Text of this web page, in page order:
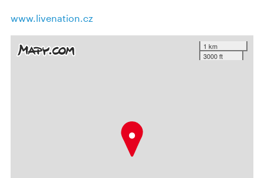
www.livenation.cz
1 km
3000 ft